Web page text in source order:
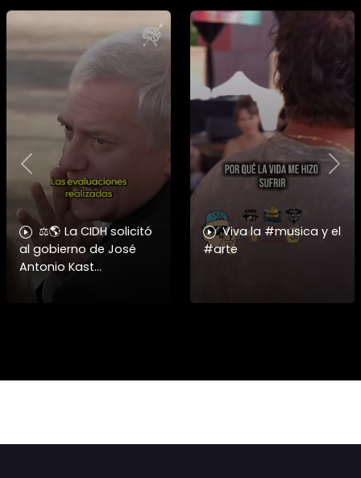
⚖️🌎 La CIDH solicitó
al gobierno de José
Antonio Kast
información detallada
sobre cambios
Viva la #musica y el
#arte
Previous